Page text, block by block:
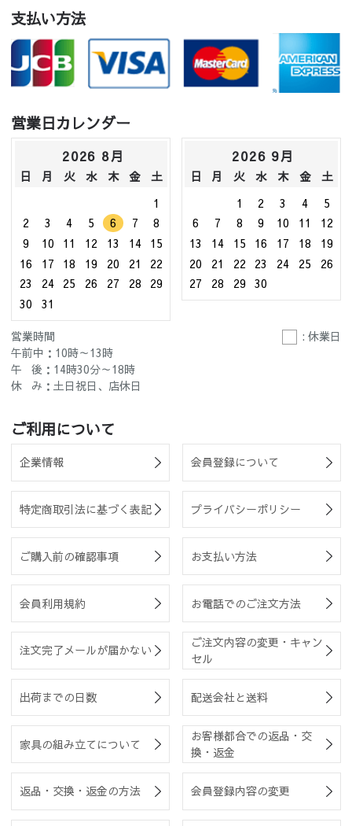
支払い方法
営業日カレンダー
2026 8月
日 月 火 水 木 金
土
1
2
3 4 5 6 7
8
9
10 11 12 13 14
15
16
17 18 19 20 21
22
23
24 25 26 27 28
29
30
31
2026 9月
日 月 火 水 木 金
土
1
2 3 4
5
6
7 8 9 10 11
12
13
14 15 16 17 18
19
20
21 22 23 24 25
26
27
28 29 30
営業時間
: 休業日
午前中：10時～13時
午 後：14時30分～18時
休 み：土日祝日、店休日
ご利用について
企業情報 会員登録について
特定商取引法に基づく表記 プライバシーポリシー
ご購入前の確認事項 お支払い方法
会員利用規約 お電話でのご注文方法
注文完了メールが届かない
ご注文内容の変更・キャン
セル
出荷までの日数 配送会社と送料
家具の組み立てについて
お客様都合での返品・交
換・返金
返品・交換・返金の方法 会員登録内容の変更